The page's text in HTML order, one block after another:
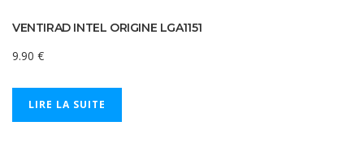
VENTIRAD INTEL ORIGINE LGA1151
9.90 €
LIRE LA SUITE